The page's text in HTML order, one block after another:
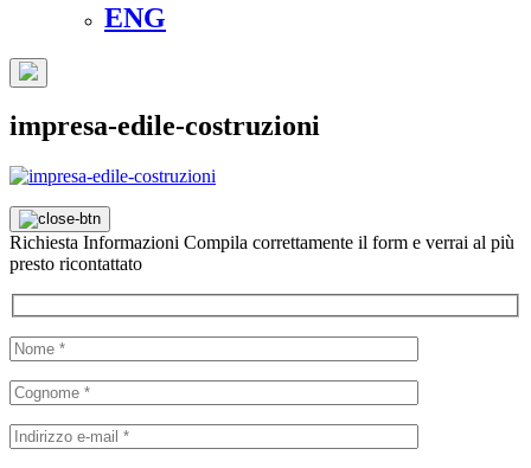
ENG
impresa-edile-costruzioni
Richiesta Informazioni Compila correttamente il form e verrai al più
presto ricontattato